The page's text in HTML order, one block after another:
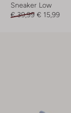
Sneaker Low
€ 39,99 € 15,99